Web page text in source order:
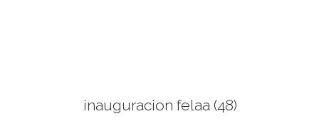
inauguracion felaa (48)